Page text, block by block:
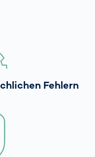
Fehlern